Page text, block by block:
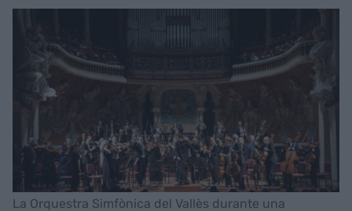
La Orquestra Simfònica del Vallès durante una